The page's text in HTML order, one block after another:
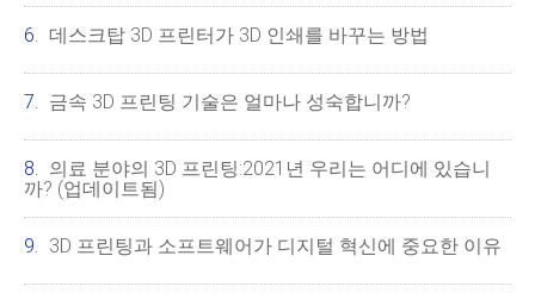
데스크탑 3D 프린터가 3D 인쇄를 바꾸는 방법
금속 3D 프린팅 기술은 얼마나 성숙합니까?
의료 분야의 3D 프린팅:2021년 우리는 어디에 있습니
까? (업데이트됨)
3D 프린팅과 소프트웨어가 디지털 혁신에 중요한 이유